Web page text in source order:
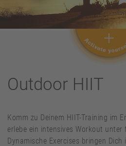
Outdoor HIIT
Komm zu Deinem HIIT-Training im
erlebe ein intensives Workout unter
Dynamische Exercises bringen Dich